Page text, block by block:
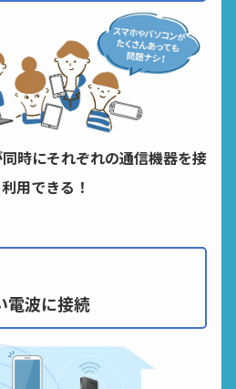
時にそれぞれの通信機器を接
用できる！
電波に接続